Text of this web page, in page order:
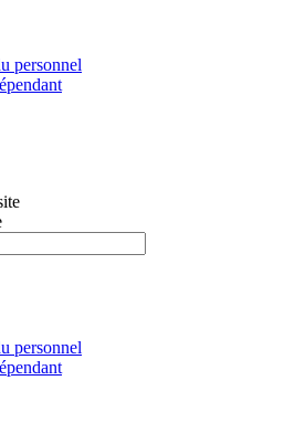
personnel
personnel